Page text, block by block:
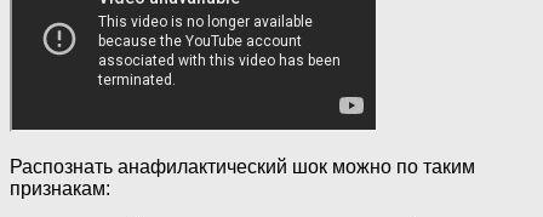
Распознать анафилактический шок можно по таким
признакам: